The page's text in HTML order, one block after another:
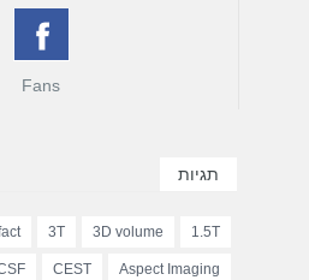
Fans
תגיות
1.5T
3D volume
3T
Aspect Imaging
CEST